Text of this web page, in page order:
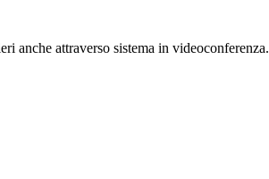
anche attraverso sistema in videoconferenza.